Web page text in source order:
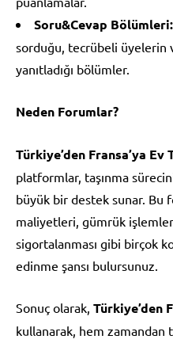
Soru&Cevap Bölümleri:
sorduğu, tecrübeli üyelerin
yanıtladığı bölümler.
Neden Forumlar?
Türkiye’den Fransa’ya Ev
platformlar, taşınma
büyük bir destek sunar. Bu
maliyetleri, gümrük
sigortalanması gibi birçok
edinme şansı bulursunuz.
Sonuç olarak, Türkiye’den
kullanarak, hem